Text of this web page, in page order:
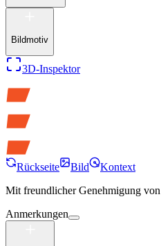
Bildmotiv
3D-Inspektor
Rückseite Bild
Kontext
Mit freundlicher Genehmigung von
Anmerkungen